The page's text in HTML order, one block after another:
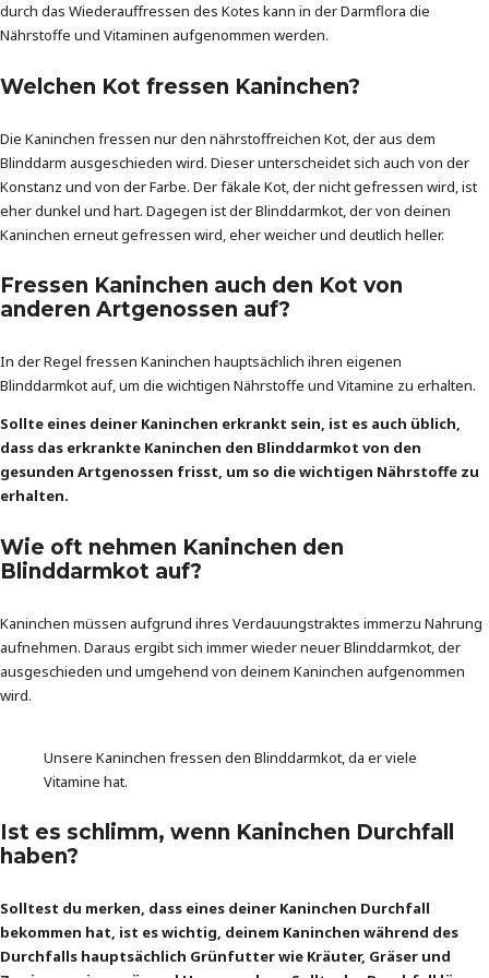
durch das Wiederauffressen des Kotes kann in der Darmflora die
Nährstoffe und Vitaminen aufgenommen werden.
Welchen Kot fressen Kaninchen?
Die Kaninchen fressen nur den nährstoffreichen Kot, der aus dem
Blinddarm ausgeschieden wird. Dieser unterscheidet sich auch von der
Konstanz und von der Farbe. Der fäkale Kot, der nicht gefressen wird, ist
eher dunkel und hart. Dagegen ist der Blinddarmkot, der von deinen
Kaninchen erneut gefressen wird, eher weicher und deutlich heller.
Fressen Kaninchen auch den Kot von
anderen Artgenossen auf?
In der Regel fressen Kaninchen hauptsächlich ihren eigenen
Blinddarmkot auf, um die wichtigen Nährstoffe und Vitamine zu erhalten.
Sollte eines deiner Kaninchen erkrankt sein, ist es auch üblich,
dass das erkrankte Kaninchen den Blinddarmkot von den
gesunden Artgenossen frisst, um so die wichtigen Nährstoffe zu
erhalten.
Wie oft nehmen Kaninchen den
Blinddarmkot auf?
Kaninchen müssen aufgrund ihres Verdauungstraktes immerzu Nahrung
aufnehmen. Daraus ergibt sich immer wieder neuer Blinddarmkot, der
ausgeschieden und umgehend von deinem Kaninchen aufgenommen
wird.
Unsere Kaninchen fressen den Blinddarmkot, da er viele
Vitamine hat.
Ist es schlimm, wenn Kaninchen Durchfall
haben?
Solltest du merken, dass eines deiner Kaninchen Durchfall
bekommen hat, ist es wichtig, deinem Kaninchen während des
Durchfalls hauptsächlich Grünfutter wie Kräuter, Gräser und